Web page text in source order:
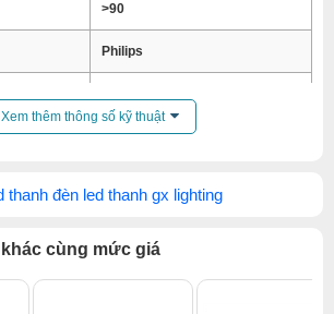
>90
Philips
Xem thêm thông số kỹ thuật
thanh đèn led thanh gx lighting
cùng mức giá